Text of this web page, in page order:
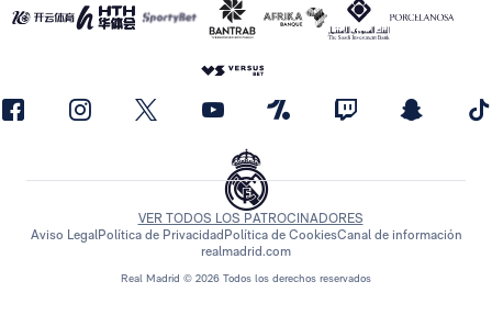
Real Madrid © 2026 Todos los derechos reservados
VER TODOS LOS PATROCINADORES
Aviso LegalPolítica de PrivacidadPolítica de CookiesCanal de información
realmadrid.com